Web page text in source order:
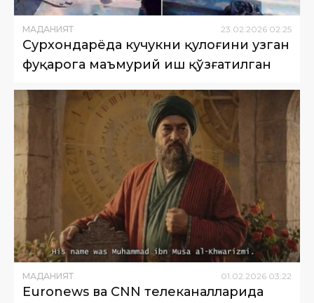
МАДАНИЯТ 23 02 2026 02:25
Сурхондарёда кучукни қулоғини узган
фуқарога маъмурий иш қўзғатилган
МАДАНИЯТ 01.02.2026 03:22
Euronews ва СNN телеканалларида